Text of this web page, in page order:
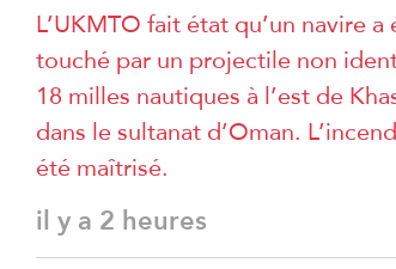
L’UKMTO fait état qu’un navire a
touché par un projectile non
18 milles nautiques à l’est de
dans le sultanat d’Oman.
été maîtrisé.
il y a 2 heures